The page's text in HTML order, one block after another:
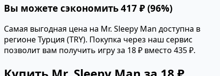
Вы можете сэкономить 417 ₽ (96%)
Самая выгодная цена на Mr. Sleepy Man доступна в
регионе Турция (TRY). Покупка через наш сервис
позволит вам получить игру за 18 ₽ вместо 435 ₽.